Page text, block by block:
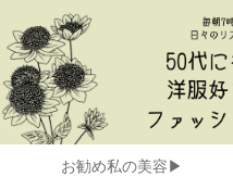
お勧め私の美容▶